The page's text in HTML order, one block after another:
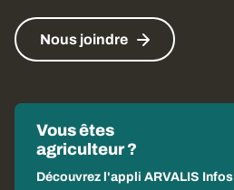
Nous joindre
Vous êtes
agriculteur ?
Découvrez l'appli ARVALIS Infos